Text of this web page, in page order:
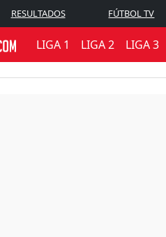
RESULTADOS FÚTBOL TV
LIGA 1 LIGA 2 LIGA 3